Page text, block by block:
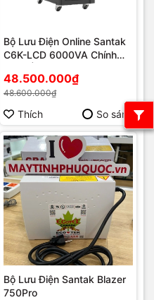
Bộ Lưu Điện Online Santak
C6K-LCD 6000VA Chính
48.500.000₫
48.600.000₫
Thích So sánh
Bộ Lưu Điện Santak Blazer
750Pro